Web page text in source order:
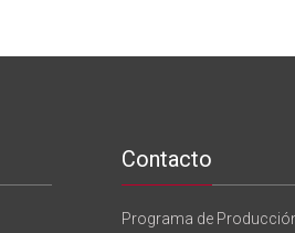
Contacto
Programa de